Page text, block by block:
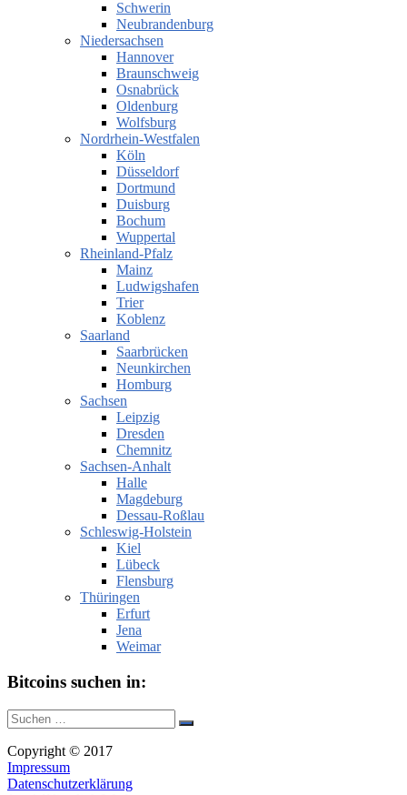
Schwerin
Neubrandenburg
Niedersachsen
Hannover
Braunschweig
Osnabrück
Oldenburg
Wolfsburg
Nordrhein-Westfalen
Köln
Düsseldorf
Dortmund
Duisburg
Bochum
Wuppertal
Rheinland-Pfalz
Mainz
Ludwigshafen
Trier
Koblenz
Saarland
Saarbrücken
Neunkirchen
Homburg
Sachsen
Leipzig
Dresden
Chemnitz
Sachsen-Anhalt
Halle
Magdeburg
Dessau-Roßlau
Schleswig-Holstein
Kiel
Lübeck
Flensburg
Thüringen
Erfurt
Jena
Weimar
Bitcoins suchen in:
Suche
nach:
Suchen
Copyright © 2017
Impressum
Datenschutzerklärung